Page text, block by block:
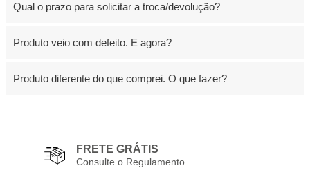
Qual o prazo para solicitar a troca/devolução?
Produto veio com defeito. E agora?
Produto diferente do que comprei. O que fazer?
FRETE GRÁTIS
Consulte o Regulamento